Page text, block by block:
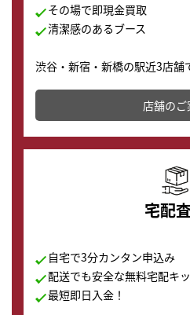
その場で即現金買取
清潔感のあるブース
渋谷・新宿・新橋の駅近3店舗
その場で現金買取致します。
店舗を併設しており、下取り
の購入もできます♪
店舗のご
宅配
自宅で3分カンタン申込み
配送でも安全な無料宅配キ
最短即日入金！